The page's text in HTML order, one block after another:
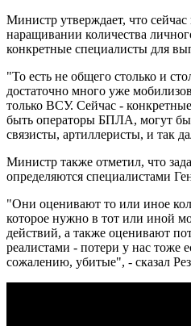
Министр утверждает, что сейчас
наращивании количества
конкретные специалисты для
"То есть не общего столько и
достаточно много уже
только ВСУ. Сейчас -
быть операторы БПЛА, могут
связисты, артиллеристы, и так
Министр также отметил, что
определяются специалистами
"Они оценивают то или иное
которое нужно в тот или иной
действий, а также оценивают
реалистами - потери у нас тоже
сожалению, убитые", - сказал